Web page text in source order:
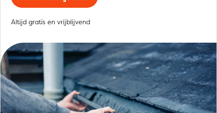
Altijd gratis en vrijblijvend